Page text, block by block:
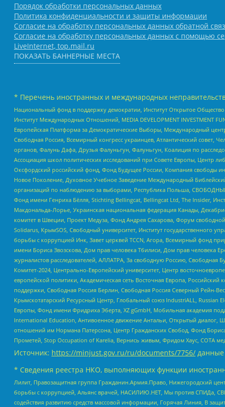
Порядок обработки персональных данных
Политика конфиденциальности и защиты информации
Согласие на обработку персональных данных обратной
Согласие на обработку персональных данных с помощью
LiveInternet, top.mail.ru
ПОКАЗАТЬ БАННЕРНЫЕ МЕСТА
* Перечень иностранных и международных
Национальный фонд в поддержку демократии, Институт Открытое
Институт Международных Отношений, MEDIA DEVELOPMENT INVESTMENT
Европейская Платформа за Демократические Выборы, Международный
Свободная Россия, Всемирный конгресс украинцев, Атлантический совет,
органов, Фалунь Дафа, Друзья Фалуньгун, Фалуньгун, Коалиция по
Ассоциация школ политических исследований при Совете Европы, Центр
Оксфордский российский фонд, Фонд Будущее России, Компания свободы
Новое Поколение, Духовное Учебное Заведение Международный
организаций по наблюдению за выборами, Республика Польша,
Фонд имени Генриха Бёлля, Stichting Bellingcat, Bellingcat Ltd, The Insider,
Макдональда-Лорье, Украинская национальная федерация Канады,
комитет в Швеции, Проект Медуза, Фонд Андрея Сахарова, Форум
Solidarus, КрымSOS, Свободный университет, Институт государственного
борьбы с коррупцией Инк, Завет церквей TCCN, Агора, Всемирный фонд
имени Бориса Звозскова, Дом прав человека Тбилиси, Дом прав человека
журналистов расследователей, АЛЛАТРА, За свободную Россию, Свободная
Комитет-2024, Центрально-Европейский университет, Центр
европейской политики, Академическая сеть Восточная Европа,
поддержки, Свободная Россия Берлин, Свободная Россия Северный Рейн-
Крымскотатарский Ресурсный Центр, Глобальный союз IndustriALL,
Европы, Фонд имени Фридриха Эберта, XZ gGmbH, Мобильная академия
International Education, Антивоенное движение Антальи, Открытый диалог,
отношений им Нормана Патерсона, Центр Гражданских Свобод, Фонд
Прометей, Stop Occupation of Karelia, Вернись живым, Фридом Хаус, СОТА
Источник: https://minjust.gov.ru/ru/documents/7756/
* Сведения реестра НКО, выполняющих функции
Лилит, Правозащитная группа Гражданин.Армия.Право, Нижегородский
борьбы с коррупцией, Альянс врачей, НАСИЛИЮ.НЕТ, Мы против СПИДа,
содействия развитию средств массовой информации, Горячая Линия, В